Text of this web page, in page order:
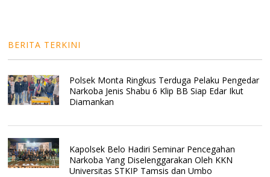
BERITA TERKINI
Polsek Monta Ringkus Terduga Pelaku Pengedar
Narkoba Jenis Shabu 6 Klip BB Siap Edar Ikut
Diamankan
Kapolsek Belo Hadiri Seminar Pencegahan
Narkoba Yang Diselenggarakan Oleh KKN
Universitas STKIP Tamsis dan Umbo